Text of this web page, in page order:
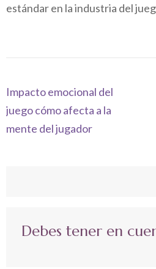
estándar en la industria del
Navegación
de
entradas
Impacto emocional del
juego cómo afecta a la
mente del jugador
Debes tener en